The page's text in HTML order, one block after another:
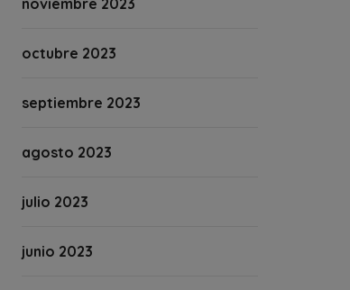
noviembre 2023
octubre 2023
septiembre 2023
agosto 2023
julio 2023
junio 2023